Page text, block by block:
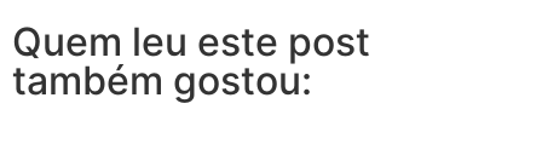
Quem leu este post
também gostou: